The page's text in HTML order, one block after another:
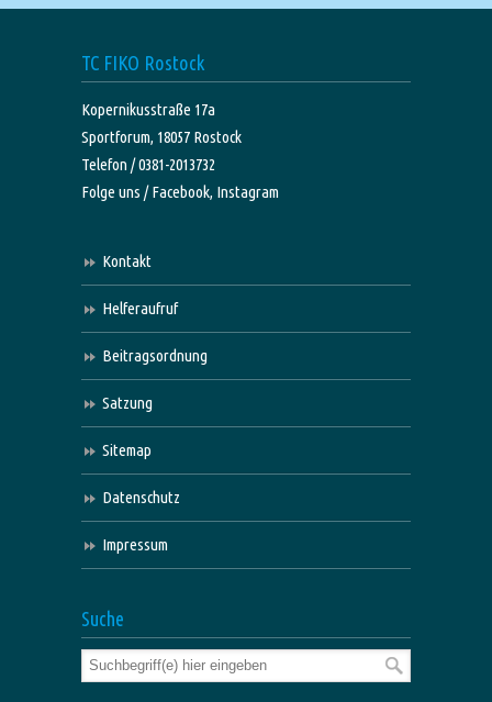
TC FIKO Rostock
Kopernikusstraße 17a
Sportforum, 18057 Rostock
Telefon / 0381-2013732
Folge uns /Facebook, Instagram
Kontakt
Helferaufruf
Beitragsordnung
Satzung
Sitemap
Datenschutz
Impressum
Suche